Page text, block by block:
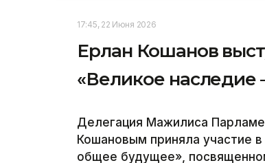
17:45, 22 Июня 2026
Ерлан Кошанов
«Великое
Делегация Мажилиса
Кошановым приняла участие
общее будущее»,